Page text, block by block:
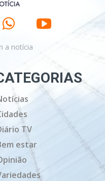
a notícia
TV
estar